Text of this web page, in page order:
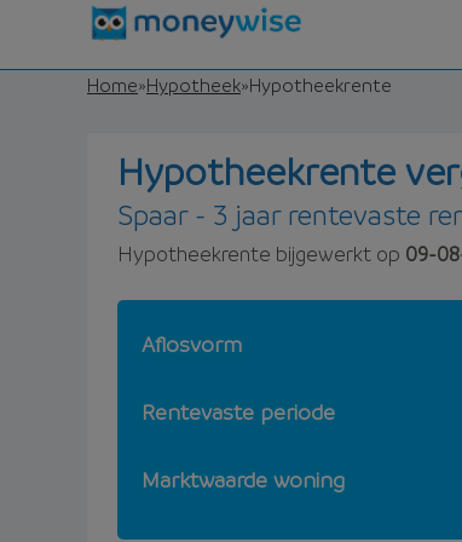
Home»Hypotheek»Hypotheekrente
Hypotheekrente
Spaar - 3 jaar rentevaste
Hypotheekrente bijgewerkt op 09-
Aflosvorm
Rentevaste periode
Marktwaarde woning